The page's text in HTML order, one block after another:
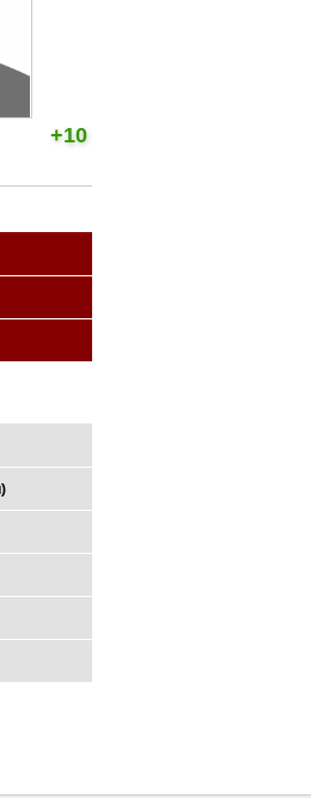
+10